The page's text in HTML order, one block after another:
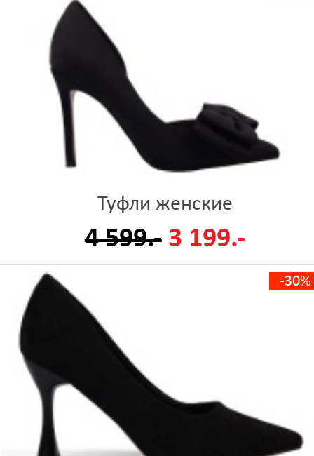
Туфли женские
4 599.- 3 199.-
-30%